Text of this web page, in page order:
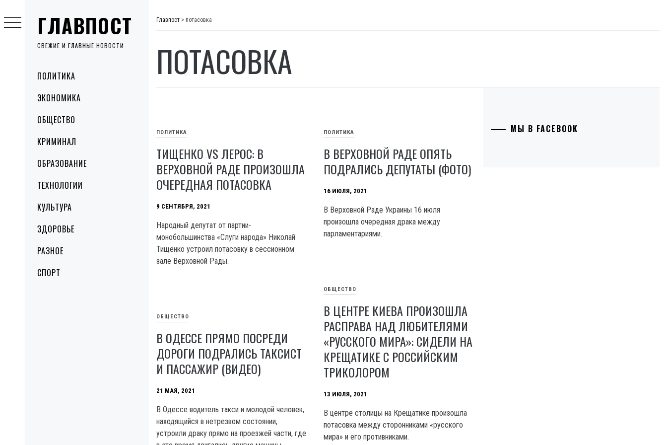
ГЛАВПОСТ
СВЕЖИЕ И ГЛАВНЫЕ НОВОСТИ
MenuПОЛИТИКА
ЭКОНОМИКА
ОБЩЕСТВО
КРИМИНАЛ
ОБРАЗОВАНИЕ
ТЕХНОЛОГИИ
КУЛЬТУРА
ЗДОРОВЬЕ
РАЗНОЕ
СПОРТ
to
content
Главпост > потасовка
ПОТАСОВКА
ПОЛИТИКА
ТИЩЕНКО VS ЛЕРОС: В
ВЕРХОВНОЙ РАДЕ ПРОИЗОШЛА
ОЧЕРЕДНАЯ ПОТАСОВКА
9 СЕНТЯБРЯ, 2021
Народный депутат от партии-
монобольшинства «Слуги народа» Николай
Тищенко устроил потасовку в сессионном
зале Верховной Рады.
ПОЛИТИКА
В ВЕРХОВНОЙ РАДЕ ОПЯТЬ
ПОДРАЛИСЬ ДЕПУТАТЫ (ФОТО)
16 ИЮЛЯ, 2021
В Верховной Раде Украины 16 июля
произошла очередная драка между
парламентариями.
ОБЩЕСТВО
В ЦЕНТРЕ КИЕВА ПРОИЗОШЛА
РАСПРАВА НАД ЛЮБИТЕЛЯМИ
«РУССКОГО МИРА»: СИДЕЛИ НА
КРЕЩАТИКЕ С РОССИЙСКИМ
ТРИКОЛОРОМ
13 ИЮЛЯ, 2021
В центре столицы на Крещатике произошла
потасовка между сторонниками «русского
мира» и его противниками.
ОБЩЕСТВО
В ОДЕССЕ ПРЯМО ПОСРЕДИ
ДОРОГИ ПОДРАЛИСЬ ТАКСИСТ
И ПАССАЖИР (ВИДЕО)
21 МАЯ, 2021
В Одессе водитель такси и молодой человек,
находящийся в нетрезвом состоянии,
устроили драку прямо на проезжей части, где
МЫ В FACEBOOK